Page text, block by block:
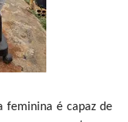
feminina é capaz de